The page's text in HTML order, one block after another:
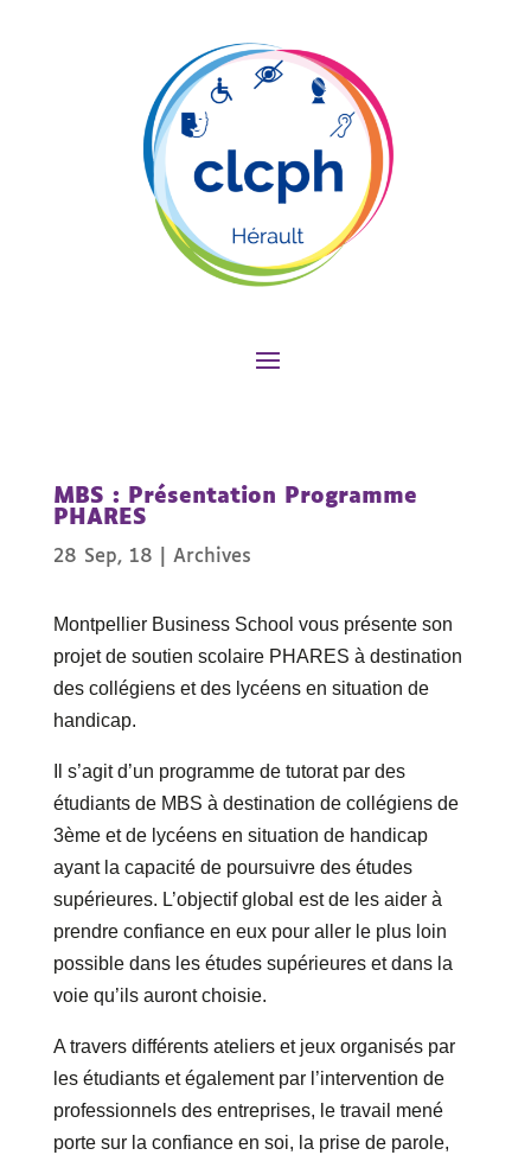
MBS : Présentation Programme
PHARES
28 Sep, 18 Archives
Montpellier Business School vous présente son
projet de soutien scolaire PHARES à destination
des collégiens et des lycéens en situation de
handicap.
Il s’agit d’un programme de tutorat par des
étudiants de MBS à destination de collégiens de
3ème et de lycéens en situation de handicap
ayant la capacité de poursuivre des études
supérieures. L’objectif global est de les aider à
prendre confiance en eux pour aller le plus loin
possible dans les études supérieures et dans la
voie qu’ils auront choisie.
A travers différents ateliers et jeux organisés par
les étudiants et également par l’intervention de
professionnels des entreprises, le travail mené
porte sur la confiance en soi, la prise de parole,